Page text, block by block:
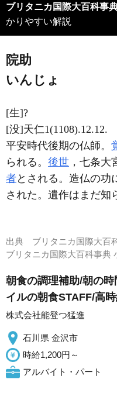
ブリタニカ国際大百科事
かりやすい解説
院助
いんじょ
[生]?
[没]天仁1(1108).12.12.
平安時代後期の仏師。
られる。 後世 ，七条大
者とされる。造仏の功
された。遺作はまだ知
出典 ブリタニカ国際大百
ブリタニカ国際大百科事
朝食の調理補助/朝の
イルの朝食STAFF/高
株式会社能登つ猛進
石川県 金沢市
時給1,200円～
アルバイト・パート